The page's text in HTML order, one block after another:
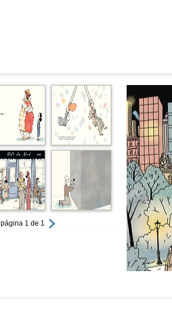
página 1 de 1